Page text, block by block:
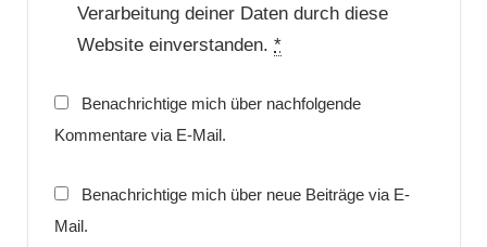
Verarbeitung deiner Daten durch diese
Website einverstanden. *
Benachrichtige mich über nachfolgende
Kommentare via E-Mail.
Benachrichtige mich über neue Beiträge via E-
Mail.